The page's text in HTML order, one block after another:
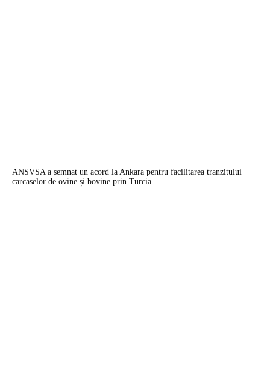
ANSVSA a semnat un acord la Ankara pentru facilitarea tranzitului
carcaselor de ovine și bovine prin Turcia.